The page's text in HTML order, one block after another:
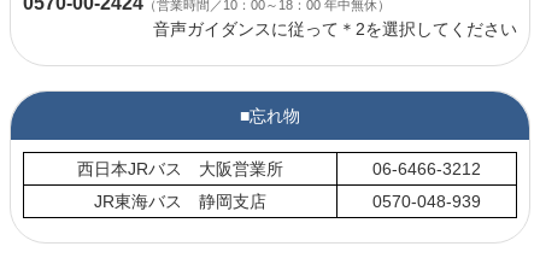
（営業時間／10：00～18：00 年中無休）
音声ガイダンスに従って＊2を選択してください
■忘れ物
西日本JRバス 大阪営業所
06-6466-3212
JR東海バス 静岡支店
0570-048-939